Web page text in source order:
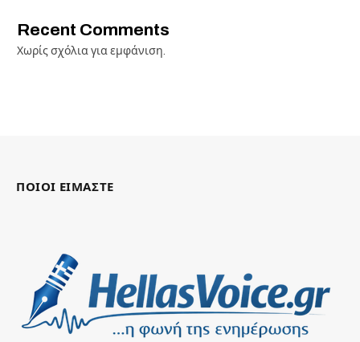
Recent Comments
Χωρίς σχόλια για εμφάνιση.
ΠΟΙΟΙ ΕΙΜΑΣΤΕ